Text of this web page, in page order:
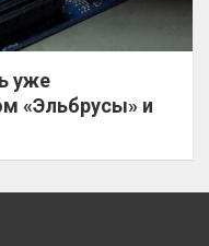
уже
«Эльбрусы» и